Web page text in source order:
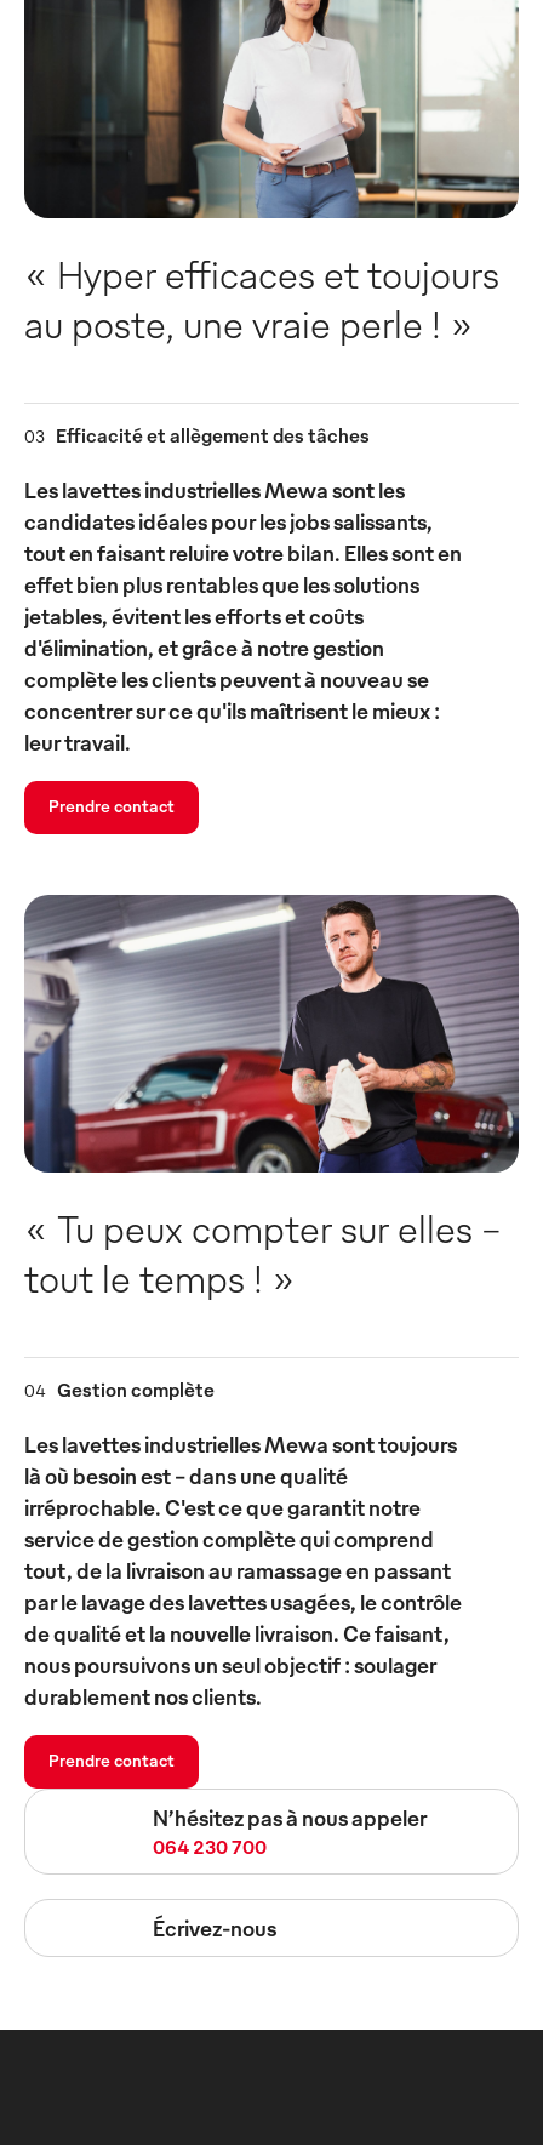
« Hyper efficaces et toujours
au poste, une vraie perle ! »
03 Efficacité et allègement des tâches
Les lavettes industrielles Mewa sont les
candidates idéales pour les jobs salissants,
tout en faisant reluire votre bilan. Elles sont en
effet bien plus rentables que les solutions
jetables, évitent les efforts et coûts
d'élimination, et grâce à notre gestion
complète les clients peuvent à nouveau se
concentrer sur ce qu'ils maîtrisent le mieux :
leur travail.
Prendre contact
« Tu peux compter sur elles –
tout le temps ! »
04 Gestion complète
Les lavettes industrielles Mewa sont toujours
là où besoin est – dans une qualité
irréprochable. C'est ce que garantit notre
service de gestion complète qui comprend
tout, de la livraison au ramassage en passant
par le lavage des lavettes usagées, le contrôle
de qualité et la nouvelle livraison. Ce faisant,
nous poursuivons un seul objectif : soulager
durablement nos clients.
Prendre contact
N’hésitez pas à nous appeler
064 230 700
Écrivez-nous